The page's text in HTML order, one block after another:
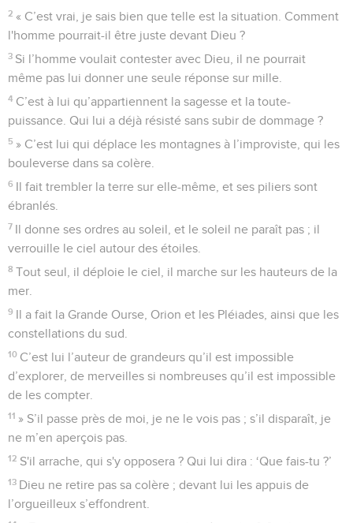
2 « C’est vrai, je sais bien que telle est la situation. Comment
l'homme pourrait-il être juste devant Dieu ?
3 Si l’homme voulait contester avec Dieu, il ne pourrait
même pas lui donner une seule réponse sur mille.
4 C’est à lui qu’appartiennent la sagesse et la toute-
puissance. Qui lui a déjà résisté sans subir de dommage ?
5 » C’est lui qui déplace les montagnes à l’improviste, qui les
bouleverse dans sa colère.
6 Il fait trembler la terre sur elle-même, et ses piliers sont
ébranlés.
7 Il donne ses ordres au soleil, et le soleil ne paraît pas ; il
verrouille le ciel autour des étoiles.
8 Tout seul, il déploie le ciel, il marche sur les hauteurs de la
mer.
9 Il a fait la Grande Ourse, Orion et les Pléiades, ainsi que les
constellations du sud.
10 C’est lui l’auteur de grandeurs qu’il est impossible
d’explorer, de merveilles si nombreuses qu’il est impossible
de les compter.
11 » S’il passe près de moi, je ne le vois pas ; s’il disparaît, je
ne m’en aperçois pas.
12 S'il arrache, qui s'y opposera ? Qui lui dira : ‘Que fais-tu ?’
13 Dieu ne retire pas sa colère ; devant lui les appuis de
l’orgueilleux s’effondrent.